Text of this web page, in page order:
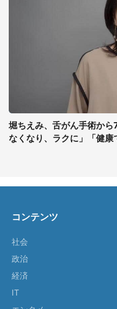
堀ちえみ、舌がん手術か
なくなり、ラクに」「健康
コンテンツ
社会
政治
経済
IT